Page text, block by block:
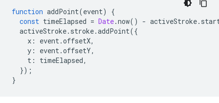
function addPoint(event)
{
const timeElapsed = Date.now() - activeStroke.
activeStroke. stroke.addPoint({
x : event.offsetX,
y : event.offsetY,
t : timeElapsed,
});
}